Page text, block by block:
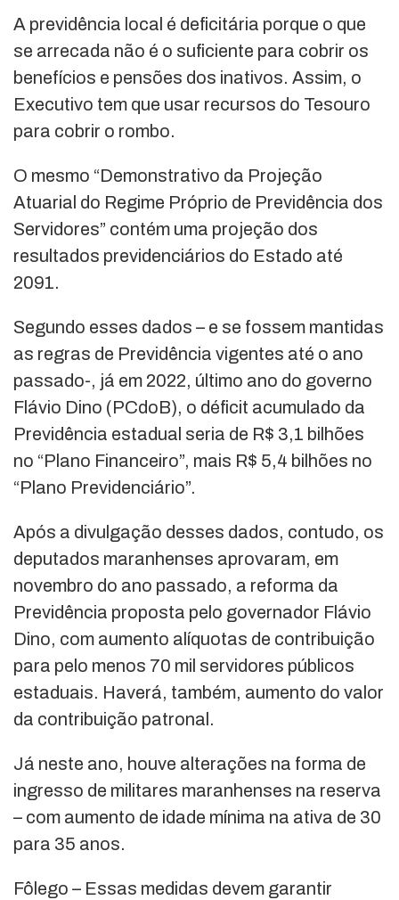
A previdência local é deficitária porque o que
se arrecada não é o suficiente para cobrir os
benefícios e pensões dos inativos. Assim, o
Executivo tem que usar recursos do Tesouro
para cobrir o rombo.
O mesmo “Demonstrativo da Projeção
Atuarial do Regime Próprio de Previdência dos
Servidores” contém uma projeção dos
resultados previdenciários do Estado até
2091.
Segundo esses dados – e se fossem mantidas
as regras de Previdência vigentes até o ano
passado-, já em 2022, último ano do governo
Flávio Dino (PCdoB), o déficit acumulado da
Previdência estadual seria de R$ 3,1 bilhões
no “Plano Financeiro”, mais R$ 5,4 bilhões no
“Plano Previdenciário”.
Após a divulgação desses dados, contudo, os
deputados maranhenses aprovaram, em
novembro do ano passado, a reforma da
Previdência proposta pelo governador Flávio
Dino, com aumento alíquotas de contribuição
para pelo menos 70 mil servidores públicos
estaduais. Haverá, também, aumento do valor
da contribuição patronal.
Já neste ano, houve alterações na forma de
ingresso de militares maranhenses na reserva
– com aumento de idade mínima na ativa de 30
para 35 anos.
Fôlego – Essas medidas devem garantir